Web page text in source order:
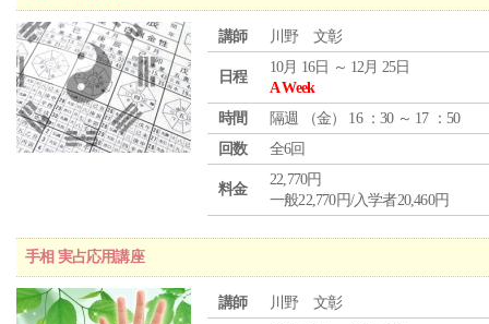
講師 川野 文彰
日程
10月 16日 ～ 12月 25日
A Week
時間
隔週 （金） 16 ：30 ～ 17 ：50
回数
全6回
料金
22,770円
一般22,770円/入学者20,460円
手相 実占応用講座
講師 川野 文彰